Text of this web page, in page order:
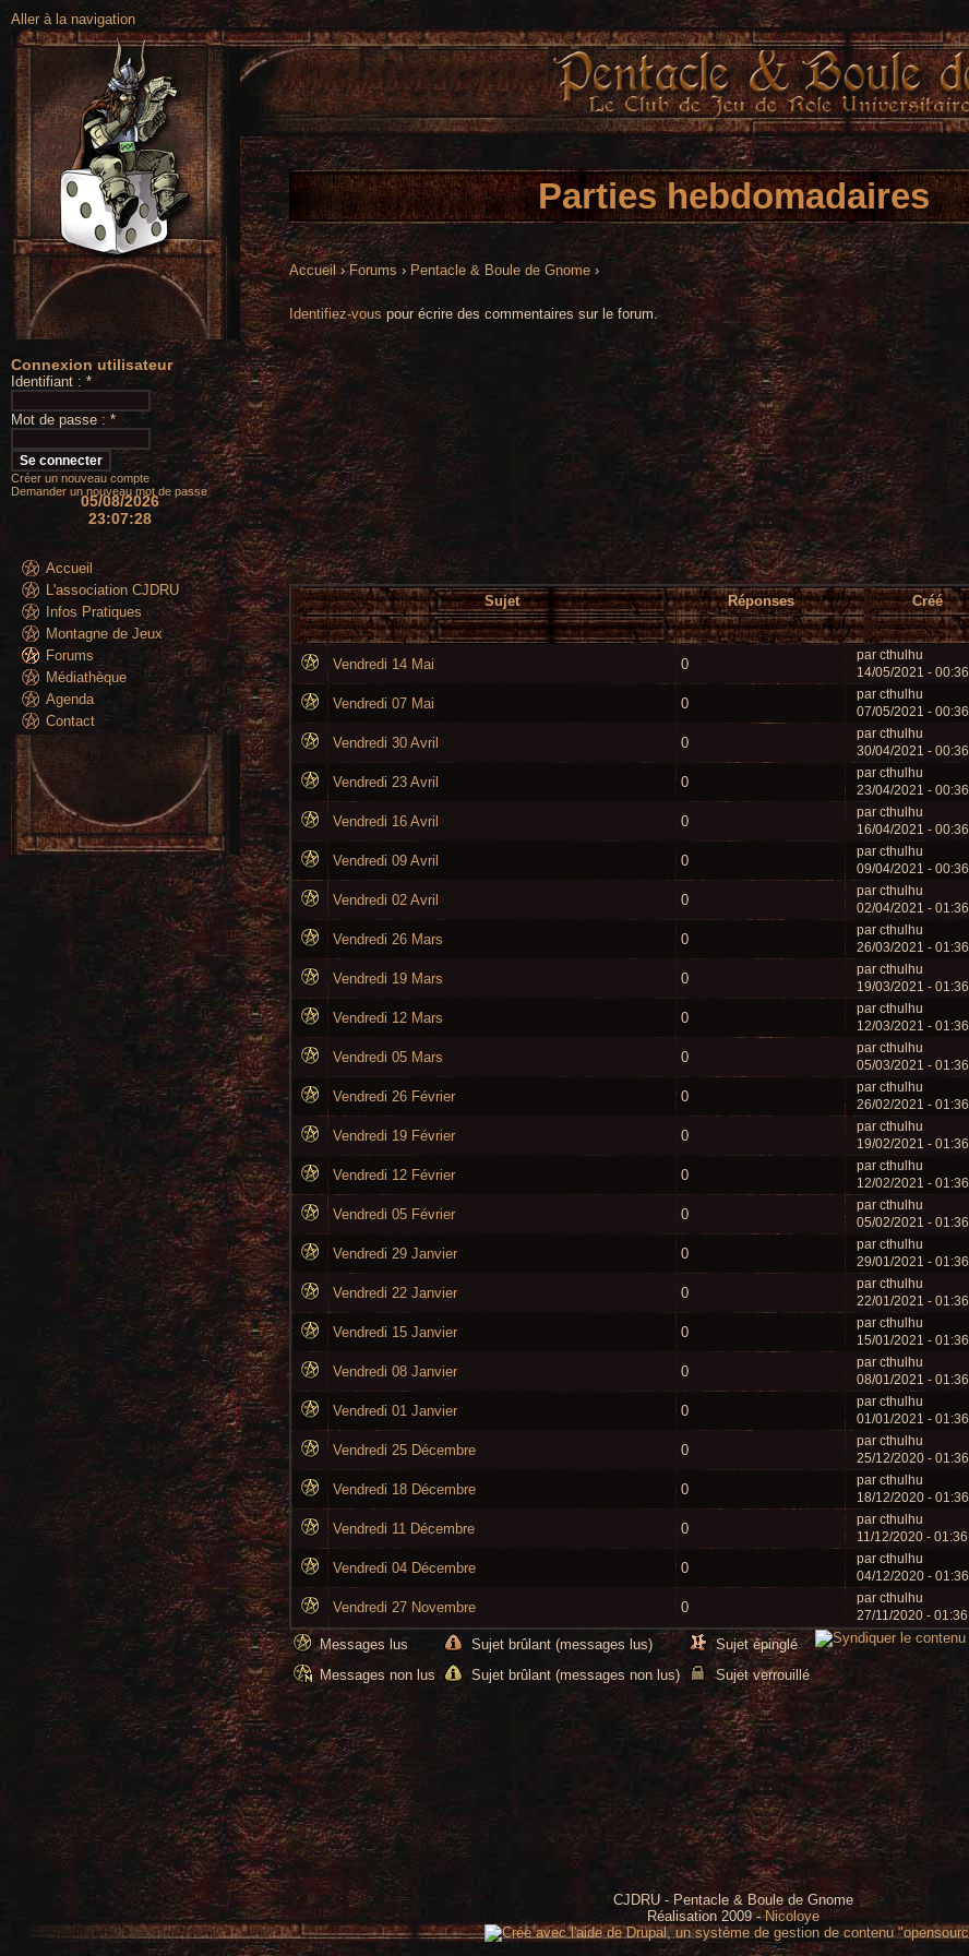
Aller à la navigation
Connexion utilisateur
Identifiant : *
Mot de passe : *
Créer un nouveau compte
Demander un nouveau mot de passe
05/08/2026
23:07:29
Accueil
L'association CJDRU
Infos Pratiques
Montagne de Jeux
Forums
Médiathèque
Agenda
Contact
Parties hebdomadaires
Accueil›Forums › Pentacle & Boule de Gnome ›
Identifiez-vous pour écrire des commentaires sur le forum.
Sujet
Réponses Créé
Vendredi 14 Mai 0
par cthulhu
14/05/2021 - 00:36
Vendredi 07 Mai 0
par cthulhu
07/05/2021 - 00:36
Vendredi 30 Avril 0
par cthulhu
30/04/2021 - 00:36
Vendredi 23 Avril 0
par cthulhu
23/04/2021 - 00:36
Vendredi 16 Avril 0
par cthulhu
16/04/2021 - 00:36
Vendredi 09 Avril 0
par cthulhu
09/04/2021 - 00:36
Vendredi 02 Avril 0
par cthulhu
02/04/2021 - 01:36
Vendredi 26 Mars 0
par cthulhu
26/03/2021 - 01:36
Vendredi 19 Mars 0
par cthulhu
19/03/2021 - 01:36
Vendredi 12 Mars 0
par cthulhu
12/03/2021 - 01:36
Vendredi 05 Mars 0
par cthulhu
05/03/2021 - 01:36
Vendredi 26 Février 0
par cthulhu
26/02/2021 - 01:36
Vendredi 19 Février 0
par cthulhu
19/02/2021 - 01:36
Vendredi 12 Février 0
par cthulhu
12/02/2021 - 01:36
Vendredi 05 Février 0
par cthulhu
05/02/2021 - 01:36
Vendredi 29 Janvier 0
par cthulhu
29/01/2021 - 01:36
Vendredi 22 Janvier 0
par cthulhu
22/01/2021 - 01:36
Vendredi 15 Janvier 0
par cthulhu
15/01/2021 - 01:36
Vendredi 08 Janvier 0
par cthulhu
08/01/2021 - 01:36
Vendredi 01 Janvier 0
par cthulhu
01/01/2021 - 01:36
Vendredi 25 Décembre 0
par cthulhu
25/12/2020 - 01:36
Vendredi 18 Décembre 0
par cthulhu
18/12/2020 - 01:36
Vendredi 11 Décembre 0
par cthulhu
11/12/2020 - 01:36
Vendredi 04 Décembre 0
par cthulhu
04/12/2020 - 01:36
Vendredi 27 Novembre 0
par cthulhu
27/11/2020 - 01:36
Messages lus
Messages non lus
Sujet brûlant (messages lus)
Sujet brûlant (messages non lus)
Sujet épinglé
Sujet verrouillé
CJDRU - Pentacle & Boule de Gnome
Réalisation 2009 -Nicoloye